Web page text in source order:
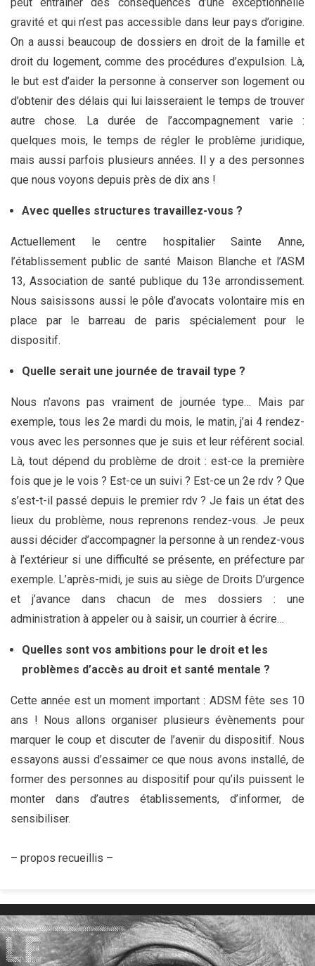
peut entrainer des conséquences d’une exceptionnelle
gravité et qui n’est pas accessible dans leur pays d’origine.
On a aussi beaucoup de dossiers en droit de la famille et
droit du logement, comme des procédures d’expulsion. Là,
le but est d’aider la personne à conserver son logement ou
d’obtenir des délais qui lui laisseraient le temps de trouver
autre chose. La durée de l’accompagnement varie :
quelques mois, le temps de régler le problème juridique,
mais aussi parfois plusieurs années. Il y a des personnes
que nous voyons depuis près de dix ans !
Avec quelles structures travaillez-vous ?
Actuellement le centre hospitalier Sainte Anne,
l’établissement public de santé Maison Blanche et l’ASM
13, Association de santé publique du 13e arrondissement.
Nous saisissons aussi le pôle d’avocats volontaire mis en
place par le barreau de paris spécialement pour le
dispositif.
Quelle serait une journée de travail type ?
Nous n’avons pas vraiment de journée type… Mais par
exemple, tous les 2e mardi du mois, le matin, j’ai 4 rendez-
vous avec les personnes que je suis et leur référent social.
Là, tout dépend du problème de droit : est-ce la première
fois que je le vois ? Est-ce un suivi ? Est-ce un 2e rdv ? Que
s’est-t-il passé depuis le premier rdv ? Je fais un état des
lieux du problème, nous reprenons rendez-vous. Je peux
aussi décider d’accompagner la personne à un rendez-vous
à l’extérieur si une difficulté se présente, en préfecture par
exemple. L’après-midi, je suis au siège de Droits D’urgence
et j’avance dans chacun de mes dossiers : une
administration à appeler ou à saisir, un courrier à écrire…
Quelles sont vos ambitions pour le droit et les
problèmes d’accès au droit et santé mentale ?
Cette année est un moment important : ADSM fête ses 10
ans ! Nous allons organiser plusieurs évènements pour
marquer le coup et discuter de l’avenir du dispositif. Nous
essayons aussi d’essaimer ce que nous avons installé, de
former des personnes au dispositif pour qu’ils puissent le
monter dans d’autres établissements, d’informer, de
sensibiliser.
– propos recueillis –